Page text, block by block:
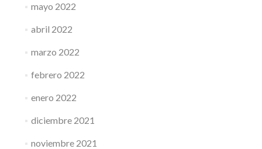
mayo 2022
abril 2022
marzo 2022
febrero 2022
enero 2022
diciembre 2021
noviembre 2021